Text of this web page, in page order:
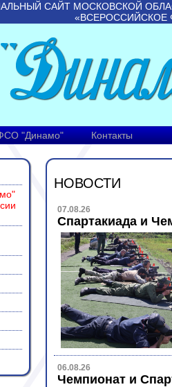
САЙТ МОСКОВСКОЙ
«ВСЕРОССИЙСКОЕ
"Динамо" Контакты
НОВОСТИ
07.08.26
Спартакиада и
06.08.26
Чемпионат и